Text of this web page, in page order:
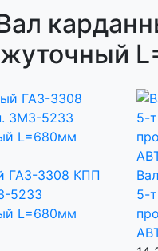
ГАЗ-3308 КПП
5233
L=680мм
5-